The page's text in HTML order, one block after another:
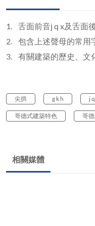
1. 舌面前音j q x及舌面
2. 包含上述聲母的常用
3. 有關建築的歷史、文
尖拱 g k h j
哥德式建築特色 哥
相關媒體